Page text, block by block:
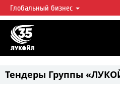
ЛУКОЙЛ СЕГОДНЯ
ЛУКОЙЛ — одна из крупнейших
нефтегазовых компаний в мире, на
мировой добычи нефти и около 1%
Глобальный бизнес
Тендеры Группы